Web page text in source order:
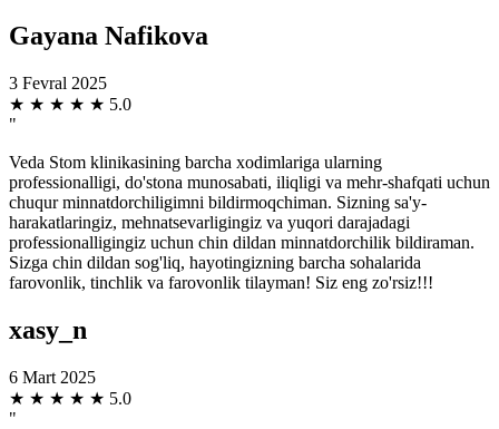
Gayana Nafikova
3 Fevral 2025
★ ★ ★ ★ ★ 5.0
"
Veda Stom klinikasining barcha xodimlariga ularning
professionalligi, do'stona munosabati, iliqligi va mehr-shafqati uchun
chuqur minnatdorchiligimni bildirmoqchiman. Sizning sa'y-
harakatlaringiz, mehnatsevarligingiz va yuqori darajadagi
professionalligingiz uchun chin dildan minnatdorchilik bildiraman.
Sizga chin dildan sog'liq, hayotingizning barcha sohalarida
farovonlik, tinchlik va farovonlik tilayman! Siz eng zo'rsiz!!!
xasy_n
6 Mart 2025
★ ★ ★ ★ ★ 5.0
"